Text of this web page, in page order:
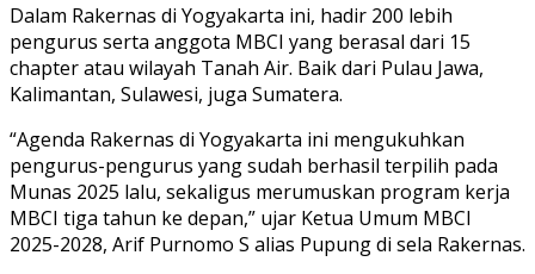
Dalam Rakernas di Yogyakarta ini, hadir 200 lebih
pengurus serta anggota MBCI yang berasal dari 15
chapter atau wilayah Tanah Air. Baik dari Pulau Jawa,
Kalimantan, Sulawesi, juga Sumatera.
“Agenda Rakernas di Yogyakarta ini mengukuhkan
pengurus-pengurus yang sudah berhasil terpilih pada
Munas 2025 lalu, sekaligus merumuskan program kerja
MBCI tiga tahun ke depan,” ujar Ketua Umum MBCI
2025-2028, Arif Purnomo S alias Pupung di sela Rakernas.